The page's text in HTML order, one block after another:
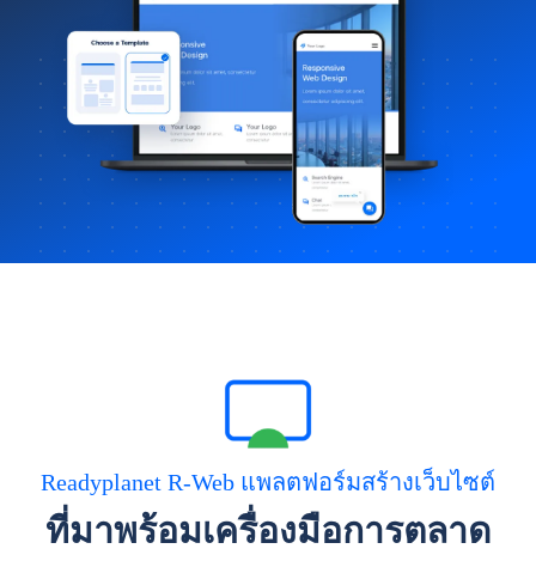
Readyplanet R-Web แพลตฟอร์มสร้างเว็บไซต์
ที่มาพร้อมเครื่องมือการตลาด